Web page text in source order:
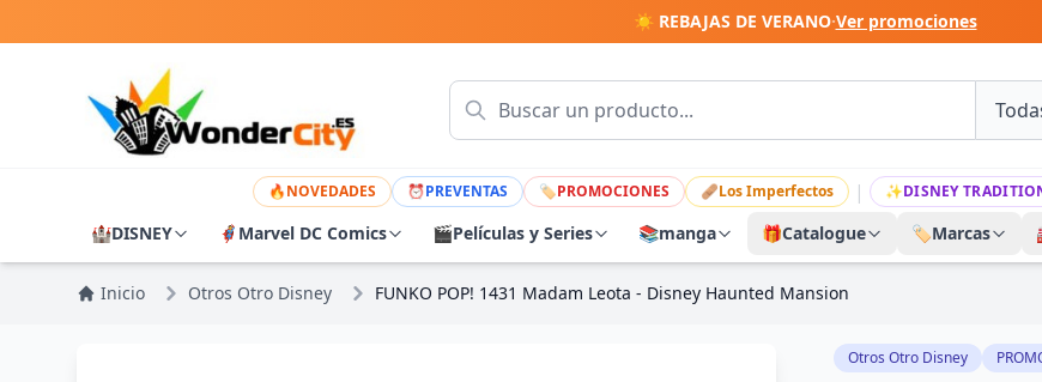
☀️ REBAJAS DE VERANO·Ver promociones
🔥NOVEDADES ⏰PREVENTAS 🏷PROMOCIONES 🩹Los Imperfectos | ✨DISNEY
🏰DISNEY 🦸 Marvel DC Comics 🎬Películas y Series 📚manga 🎁Catalogue 🏷️Marcas
Inicio Otros Otro Disney FUNKO POP! 1431 Madam Leota - Disney Haunted Mansion
Otros Otro Disney